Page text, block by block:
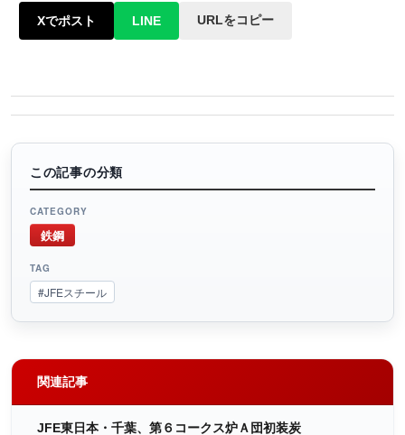
Xでポスト LINE URLをコピー
この記事の分類
CATEGORY
鉄鋼
TAG
#JFEスチール
関連記事
JFE東日本・千葉、第６コークス炉Ａ団初装炭